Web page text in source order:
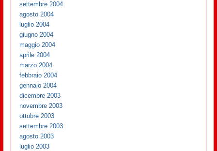
settembre 2004
agosto 2004
luglio 2004
giugno 2004
maggio 2004
aprile 2004
marzo 2004
febbraio 2004
gennaio 2004
dicembre 2003
novembre 2003
ottobre 2003
settembre 2003
agosto 2003
luglio 2003